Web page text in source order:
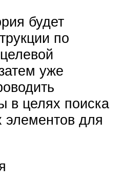
будет
по
уже
в целях поиска
для